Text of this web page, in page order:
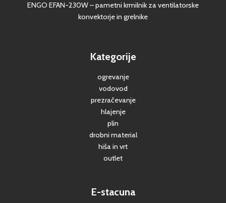
ENGO EFAN-230W – pametni krmilnik za ventilatorske
konvektorje in grelnike
Kategorije
ogrevanje
vodovod
prezračevanje
hlajenje
plin
drobni material
hiša in vrt
outlet
E-stacuna